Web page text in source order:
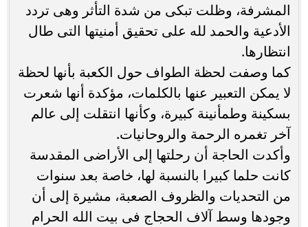
المشرفة، وظلت تبكى من شدة التأثر وهى تردد
الأدعية والحمد لله على تحقيق أمنيتها التى طال
انتظارها.
كما وصفت لحظة الطواف حول الكعبة بأنها لحظة
لا يمكن التعبير عنها بالكلمات، مؤكدة أنها شعرت
بسكينة وطمأنينة كبيرة، وكأنها انتقلت إلى عالم
آخر تغمره الرحمة والروحانيات.
وأكدت الحاجة أن رحلتها إلى الأراضى المقدسة
كانت حلما كبيرا بالنسبة لها، خاصة بعد سنوات
من التحديات والظروف الصعبة، مشيرة إلى أن
وجودها وسط آلاف الحجاج فى بيت الله الحرام